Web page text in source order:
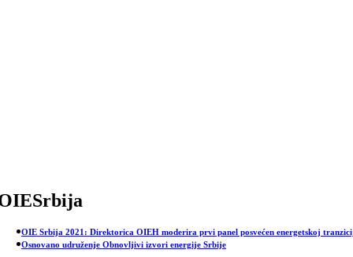
OIE Srbija 2021: Direktorica OIEH moderira prvi panel posvećen energetskoj
Osnovano udruženje Obnovljivi izvori energije Srbije